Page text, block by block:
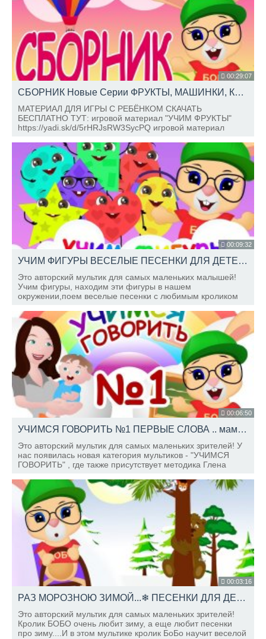
00:29:07
СБОРНИК Новые Серии ФРУКТЫ, МАШИНКИ, КОЛОБОК, УЧИМСЯ ГОВОРИТЬ, Школа Кролика БОБО
МАТЕРИАЛ ДЛЯ ИГРЫ С РЕБЁНКОМ СКАЧАТЬ
БЕСПЛАТНО ТУТ: игровой материал "УЧИМ ФРУКТЫ"
https://yadi.sk/d/5rHRJsRW3SycPQ игровой материал
https://yadi.sk/d/c7vptx0P3SsTF7 игровой материал
"КОЛОБОК" https://yadi.
00:09:32
УЧИМ ФИГУРЫ ВЕСЕЛЫЕ ПЕСЕНКИ ДЛЯ ДЕТЕЙ Развивающие мультики ШКОЛА КРОЛИКА БОБО
Это авторский мультик для самых маленьких малышей!
Учим фигуры, находим эти фигуры в нашем
окружении,поем веселые песенки с любимым кроликом
00:06:50
УЧИМСЯ ГОВОРИТЬ №1 ПЕРВЫЕ СЛОВА .. мама, папа... ШКОЛА КРОЛИКА БОБО КАРТОЧКИ ДОМАНА
Это авторский мультик для самых маленьких зрителей! У
нас появилась новая категория мультиков - "УЧИМСЯ
ГОВОРИТЬ" , где также присутствует методика Глена
развития детей!
00:03:16
РАЗ МОРОЗНОЮ ЗИМОЙ...❄ ПЕСЕНКИ ДЛЯ ДЕТЕЙ Школа Кролика БОБО Развивающие мультики
Это авторский мультик для самых маленьких зрителей!
Кролик БОБО очень любит зиму, а еще любит песенки
про зиму....И в этом мультике кролик БоБо научит веселой